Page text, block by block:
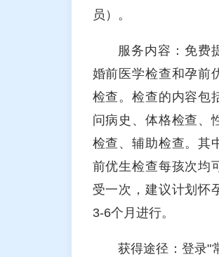
员）。
服务内容：免费
婚前医学检查和孕前
检查。检查的内容包
问病史、体格检查、
检查、辅助检查。其
前优生检查每孩次均
受一次，建议计划怀
3-6个月进行。
获得途径：登录"